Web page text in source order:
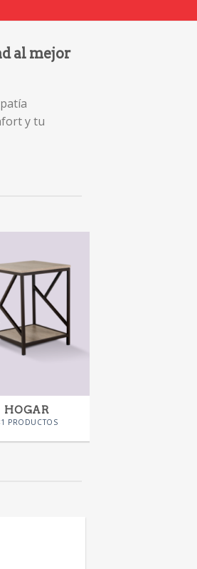
al mejor
y tu
HOGAR
PRODUCTOS